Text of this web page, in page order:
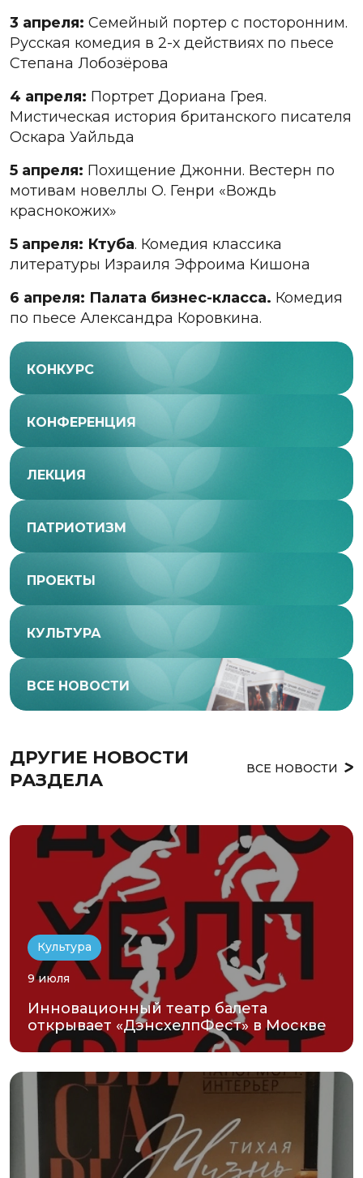
3 апреля: Семейный портер с посторонним.
Русская комедия в 2-х действиях по пьесе
Степана Лобозёрова
4 апреля: Портрет Дориана Грея.
Мистическая история британского писателя
Оскара Уайльда
5 апреля: Похищение Джонни. Вестерн по
мотивам новеллы О. Генри «Вождь
краснокожих»
5 апреля: Ктуба. Комедия классика
литературы Израиля Эфроима Кишона
6 апреля: Палата бизнес-класса. Комедия
по пьесе Александра Коровкина.
КОНКУРС
КОНФЕРЕНЦИЯ
ЛЕКЦИЯ
ПАТРИОТИЗМ
ПРОЕКТЫ
КУЛЬТУРА
ВСЕ НОВОСТИ
ДРУГИЕ НОВОСТИ
РАЗДЕЛА
ВСЕ НОВОСТИ
Культура
9 июля
Инновационный театр балета
открывает «ДэнсхелпФест» в Москве